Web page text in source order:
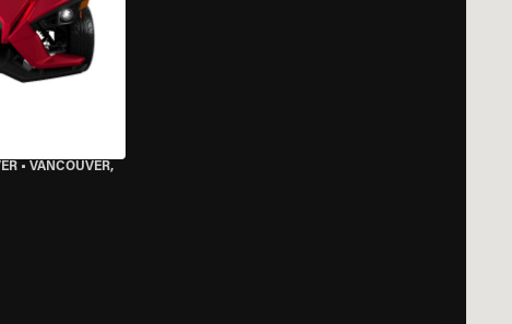
• VANCOUVER,